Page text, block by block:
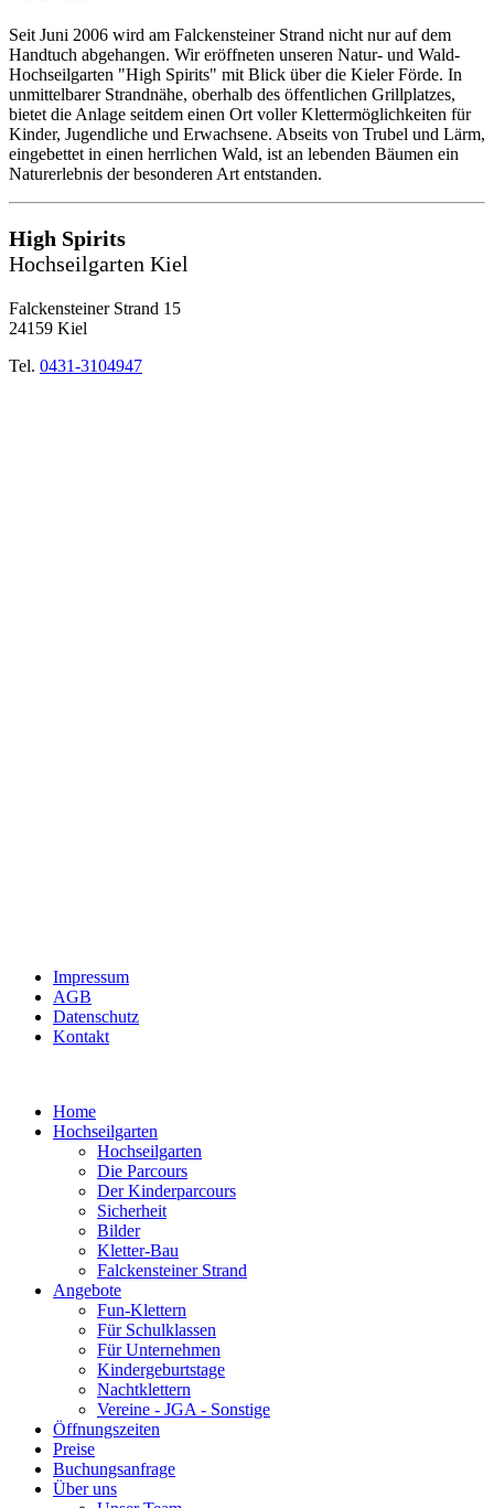
Seit Juni 2006 wird am Falckensteiner Strand nicht nur auf dem
Handtuch abgehangen. Wir eröffneten unseren Natur- und Wald-
Hochseilgarten "High Spirits" mit Blick über die Kieler Förde. In
unmittelbarer Strandnähe, oberhalb des öffentlichen Grillplatzes,
bietet die Anlage seitdem einen Ort voller Klettermöglichkeiten für
Kinder, Jugendliche und Erwachsene. Abseits von Trubel und Lärm,
eingebettet in einen herrlichen Wald, ist an lebenden Bäumen ein
Naturerlebnis der besonderen Art entstanden.
High Spirits
Hochseilgarten Kiel
Falckensteiner Strand 15
24159 Kiel
Tel. 0431-3104947
Impressum
AGB
Datenschutz
Kontakt
Home
Hochseilgarten
Hochseilgarten
Die Parcours
Der Kinderparcours
Sicherheit
Bilder
Kletter-Bau
Falckensteiner Strand
Angebote
Fun-Klettern
Für Schulklassen
Für Unternehmen
Kindergeburtstage
Nachtklettern
Vereine - JGA - Sonstige
Öffnungszeiten
Preise
Buchungsanfrage
Über uns